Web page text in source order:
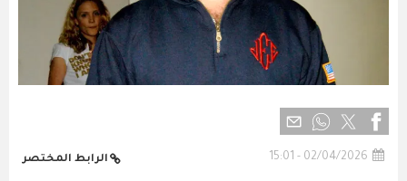
02/04/2026 - 15:01 الرابط المختصر